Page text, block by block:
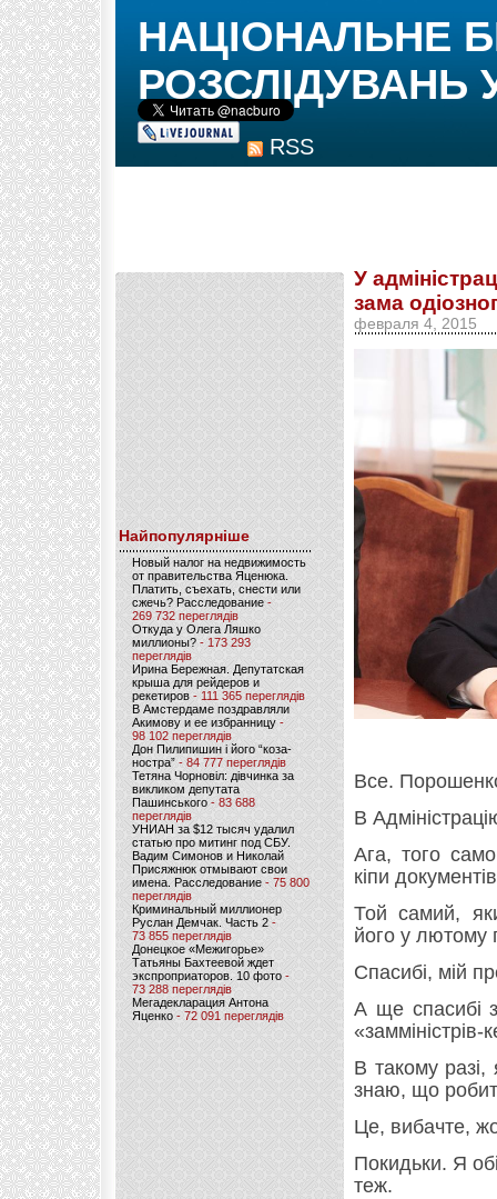
RSS
НАЦІОНАЛЬНЕ
РОЗСЛІДУВАНЬ
Найпопулярніше
Новый налог на недвижимость
от правительства Яценюка.
Платить, съехать, снести или
сжечь? Расследование-
269 732 переглядів
Откуда у Олега Ляшко
миллионы? - 173 293
переглядів
Ирина Бережная. Депутатская
крыша для рейдеров и
рекетиров - 111 365 переглядів
В Амстердаме поздравляли
Акимову и ее избранницу -
98 102 переглядів
Дон Пилипишин і його “коза-
ностра” - 84 777 переглядів
Тетяна Чорновіл: дівчинка за
викликом депутата
Пашинського- 83 688
переглядів
УНИАН за $12 тысяч удалил
статью про митинг под СБУ.
Вадим Симонов и Николай
Присяжнюк отмывают свои
имена. Расследование - 75 800
переглядів
Криминальный миллионер
Руслан Демчак. Часть 2-
73 855 переглядів
Донецкое «Межигорье»
Татьяны Бахтеевой ждет
экспроприаторов. 10 фото -
73 288 переглядів
Мегадекларация Антона
Яценко - 72 091 переглядів
У
зама
февраля 4, 2015
Все.
В
Ага, того
кіпи
Той самий,
його у лютому
Спасибі, мій
А ще спасибі
«замміністрів-
В такому
знаю, що
Це, вибачте,
Покидьки. Я
теж.